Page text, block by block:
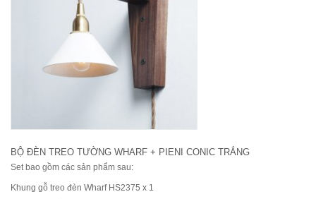
BỘ ĐÈN TREO TƯỜNG WHARF + PIENI CONIC TRẮNG
Set bao gồm các sản phẩm sau:
Khung gỗ treo đèn Wharf HS2375 x 1